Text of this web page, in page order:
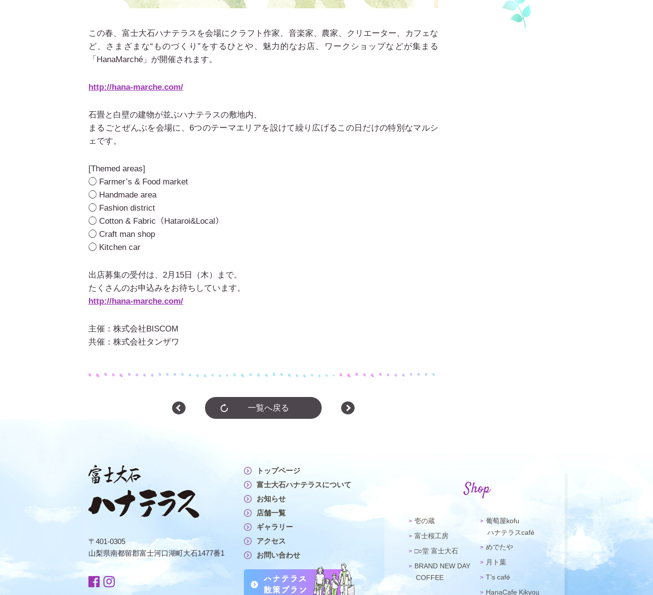
この春、富士大石ハナテラスを会場にクラフト作家、音楽家、農家、クリエーター、カフェな
ど、さまざまな“ものづくり”をするひとや、魅力的なお店、ワークショップなどが集まる
「HanaMarché」が開催されます。
http://hana-marche.com/
石畳と白壁の建物が並ぶハナテラスの敷地内、
まるごとぜんぶを会場に、6つのテーマエリアを設けて繰り広げるこの日だけの特別なマルシ
ェです。
[Themed areas]
◯ Farmer’s & Food market
◯ Handmade area
◯ Fashion district
◯ Cotton & Fabric（Hataroi&Local）
◯ Craft man shop
◯ Kitchen car
出店募集の受付は、2月15日（木）まで。
たくさんのお申込みをお待ちしています。
http://hana-marche.com/
主催：株式会社BISCOM
共催：株式会社タンザワ
一覧へ戻る
〒401-0305
山梨県南都留郡富士河口湖町大石1477番1
トップページ
富士大石ハナテラスについて
お知らせ
店舗一覧
ギャラリー
アクセス
お問い合わせ
Shop
壱の蔵
富士桜工房
□○堂 富士大石
BRAND NEW DAY
COFFEE
葡萄屋kofu
ハナテラスcafé
めでたや
月ト葉
T’s café
HanaCafe Kikyou